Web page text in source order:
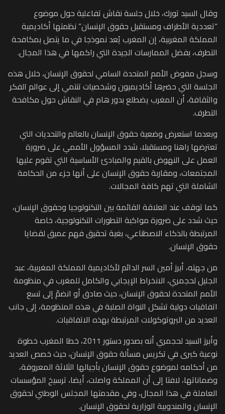
وقال السيد تورك، خلال جلسة نقاش تفاعلية حول موضوع
“تعددية الأطراف ومستقبل حقوق الإنسان” نظمتها أكاديمية
المملكة المغربية، إن المغرب يُعد نموذجا في ما يتصل بمكافحة
التطرف، بفضل الممارسات الجيدة التي راكمها في هذا المجال.
وسجل مفوض الأمم المتحدة السامي لحقوق الإنسان، خلال هذه
الجلسة التي حضرها أكاديميون وشخصيات تنتمي إلى عوالم الفكر
والثقافة، أن المغرب يضطلع بدور هام في النقاش حول مكافحة
التطرف.
وبعدما استعرض وضعية حقوق الإنسان بالعالم والتحديات التي
تعترضها راهنا ومستقبلا، شدد المسؤول الأممي على ضرورة
العمل على النهوض بالقيم والمبادئ الأساسية التي تقوم عليها
المجتمعات، ومقاربة حقوق الإنسان على أنها جزء من الحكامة
الشاملة التي تهم كافة المجالات.
كما توقف عند العلاقة القائمة بين التكنولوجيا وحقوق الإنسان،
حيث شدد على ضرورة مواكبة التطورات التكنولوجية، خاصة
المرتبطة بالذكاء الاصطناعي، بغية تحقيق فهم عميق لقضايا
حقوق الإنسان.
من جهته، أبرز أمين السر الدائم لأكاديمية المملكة المغربية، عبد
الجليل لحجمري، الانخراط الإيجابي والكامل للمغرب في منظومة
الأمم المتحدة لحقوق الإنسان، حيث صادق أو انضمّ إلى تسع
اتفاقيات دولية تشكل النواة الصلبة في هذه المنظومة، إلى جانب
العديد من البروتوكولات المرتبطة بهذه الاتفاقيات.
وأبرز السيد لحجمري أنه بصدور دستور 2011، خطا المغرب خطوة
نوعية كبرى في تكريس مسألة حقوق الإنسان، حيث خصص العديد
من أحكامه لموضوع حقوق الإنسان بأجيالها الثلاثة المعروفة،
وضماناتها، لافتا إلى أن المملكة واصلت، أيضا، ترسيخ المؤسسات
العاملة في هذا المجال، وفي مقدمتها المجلس الوطني لحقوق
الإنسان والمندوبية الوزارية لحقوق الإنسان.